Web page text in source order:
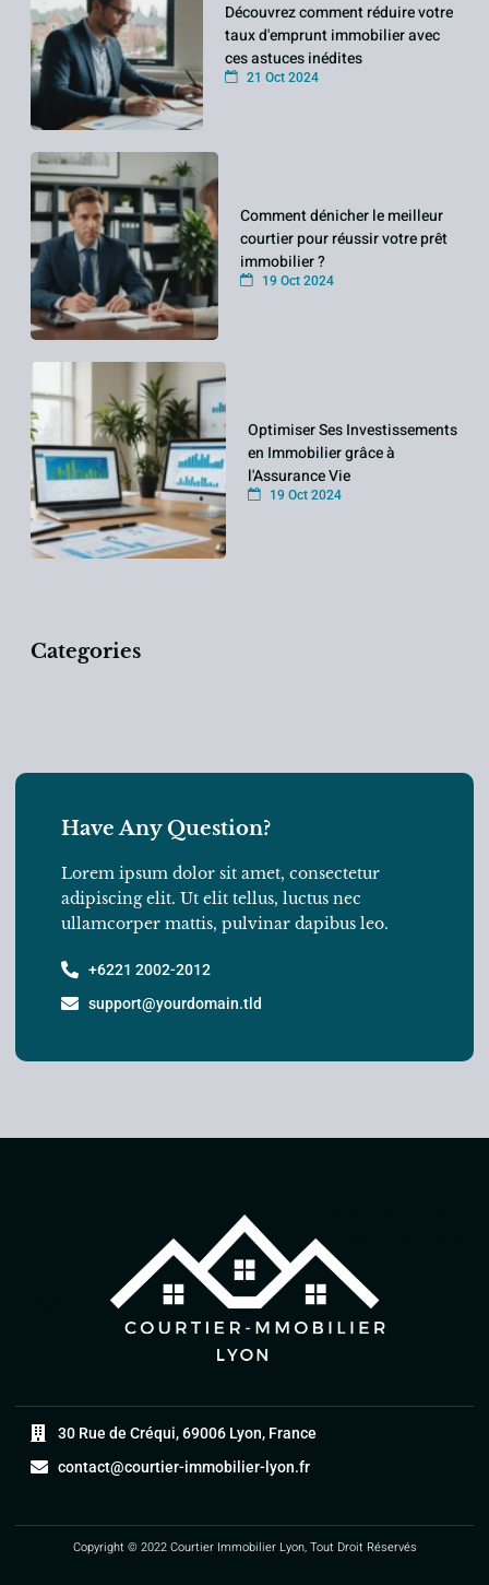
Découvrez comment réduire votre
taux d'emprunt immobilier avec
ces astuces inédites
21 Oct 2024
Comment dénicher le meilleur
courtier pour réussir votre prêt
immobilier ?
19 Oct 2024
Optimiser Ses Investissements
en Immobilier grâce à
l'Assurance Vie
19 Oct 2024
Categories
Have Any Question?
Lorem ipsum dolor sit amet, consectetur
adipiscing elit. Ut elit tellus, luctus nec
ullamcorper mattis, pulvinar dapibus leo.
+6221 2002-2012
support@yourdomain.tld
30 Rue de Créqui, 69006 Lyon, France
contact@courtier-immobilier-lyon.fr
Copyright © 2022 Courtier Immobilier Lyon, Tout Droit Réservés